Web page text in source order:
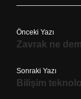
Önceki Yazı
Zavrak ne
Sonraki Yazı
Bilişim